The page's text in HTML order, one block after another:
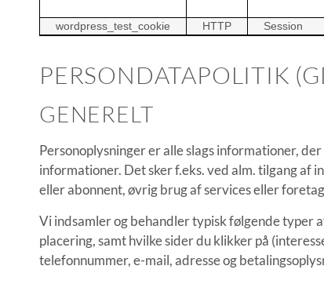
wordpress_test_cookie
HTTP Session
PERSONDATAPOLITIK
GENERELT
Personoplysninger er alle slags informationer,
informationer. Det sker f.eks. ved alm. tilgang af
eller abonnent, øvrig brug af services eller
Vi indsamler og behandler typisk følgende typer
placering, samt hvilke sider du klikker på
telefonnummer, e-mail, adresse og